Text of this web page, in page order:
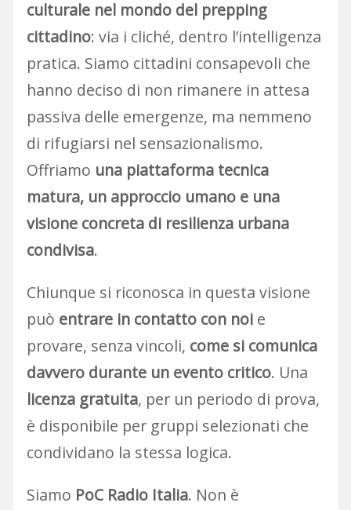
culturale nel mondo del prepping
cittadino: via i cliché, dentro l’intelligenza
pratica. Siamo cittadini consapevoli che
hanno deciso di non rimanere in attesa
passiva delle emergenze, ma nemmeno
di rifugiarsi nel sensazionalismo.
Offriamo una piattaforma tecnica
matura, un approccio umano e una
visione concreta di resilienza urbana
condivisa.
Chiunque si riconosca in questa visione
può entrare in contatto con noie
provare, senza vincoli, come si comunica
davvero durante un evento critico. Una
licenza gratuita, per un periodo di prova,
è disponibile per gruppi selezionati che
condividano la stessa logica.
Siamo PoC Radio Italia. Non è